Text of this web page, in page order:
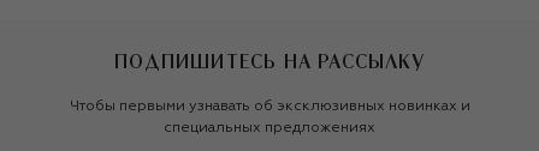
ПОДПИШИТЕСЬ НА РАССЫЛКУ
Чтобы первыми узнавать об эксклюзивных новинках и
специальных предложениях